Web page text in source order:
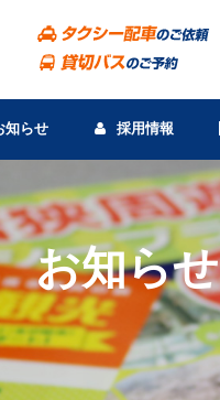
知らせ 採用情報
お知らせ